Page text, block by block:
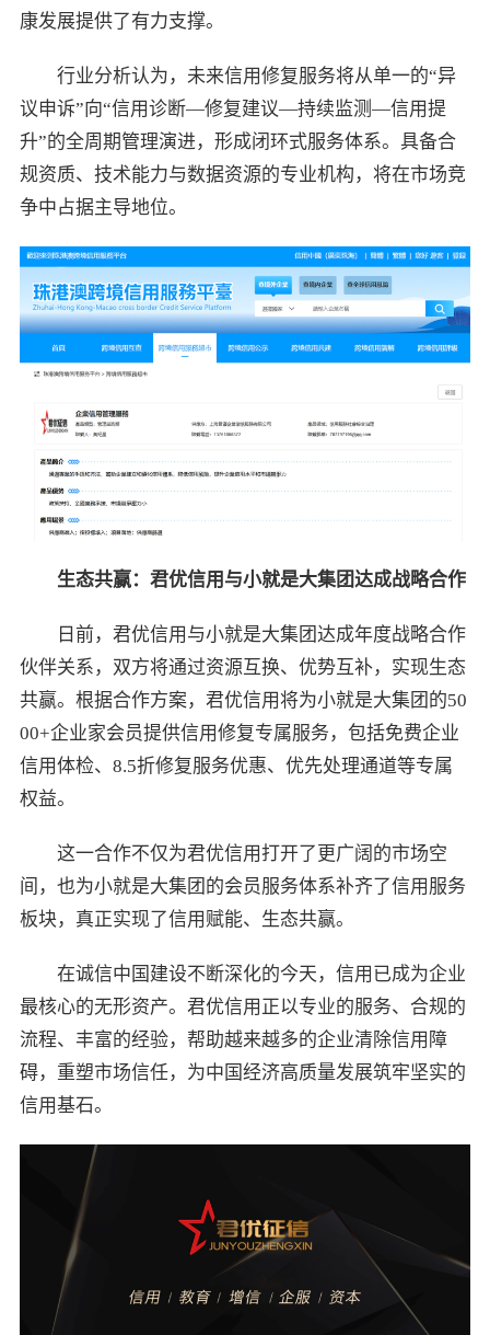
康发展提供了有力支撑。
行业分析认为，未来信用修复服务将从单一的“异
议申诉”向“信用诊断—修复建议—持续监测—信用提
升”的全周期管理演进，形成闭环式服务体系。具备合
规资质、技术能力与数据资源的专业机构，将在市场竞
争中占据主导地位。
生态共赢：君优信用与小就是大集团达成战略合作
日前，君优信用与小就是大集团达成年度战略合作
伙伴关系，双方将通过资源互换、优势互补，实现生态
共赢。根据合作方案，君优信用将为小就是大集团的50
00+企业家会员提供信用修复专属服务，包括免费企业
信用体检、8.5折修复服务优惠、优先处理通道等专属
权益。
这一合作不仅为君优信用打开了更广阔的市场空
间，也为小就是大集团的会员服务体系补齐了信用服务
板块，真正实现了信用赋能、生态共赢。
在诚信中国建设不断深化的今天，信用已成为企业
最核心的无形资产。君优信用正以专业的服务、合规的
流程、丰富的经验，帮助越来越多的企业清除信用障
碍，重塑市场信任，为中国经济高质量发展筑牢坚实的
信用基石。